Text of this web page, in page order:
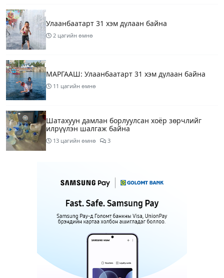
Улаанбаатарт 31 хэм дулаан байна
2 цагийн өмнө
МАРГААШ: Улаанбаатарт 31 хэм дулаан байна
11 цагийн өмнө
Шатахуун дамлан борлуулсан хоёр зөрчлийг
илрүүлэн шалгаж байна
13 цагийн өмнө 3
урьдчилсан төлөв
Шатахуун дамлаж байгаа асуудалд ТЕГ-аас
холбогдох мэдээллийн дагуу шалгалтын
ажиллагааг эрчимжүүлж байна
Аялал жуулчлалын компанийн автомашинуудыг